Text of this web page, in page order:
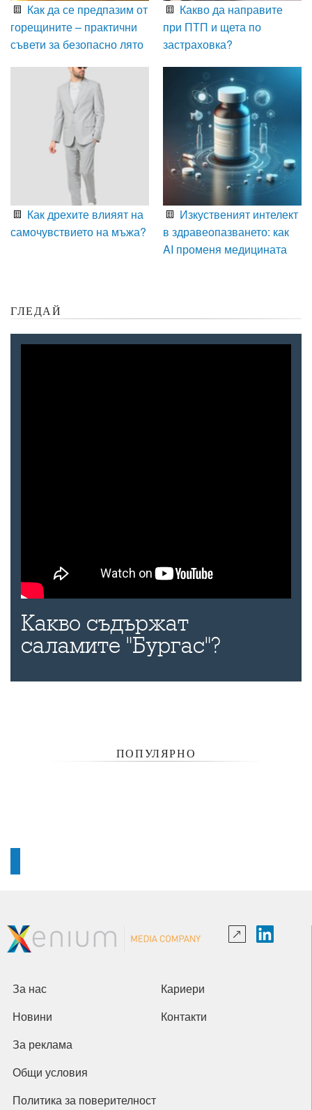
Как да се предпазим от
горещините – практични
съвети за безопасно лято
Какво да направите
при ПТП и щета по
застраховка?
Как дрехите влияят на
самочувствието на мъжа?
Изкуственият интелект
в здравеопазването: как
AI променя медицината
ГЛЕДАЙ
Какво съдържат
саламите "Бургас"?
ПОПУЛЯРНО
За нас Кариери
Новини Контакти
За реклама
Общи условия
Политика за поверителност